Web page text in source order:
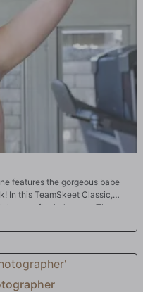
features the gorgeous babe
In this TeamSkeet Classic,
after he's gone. The guy
roommate. Rico is a big
is only one way not to feel